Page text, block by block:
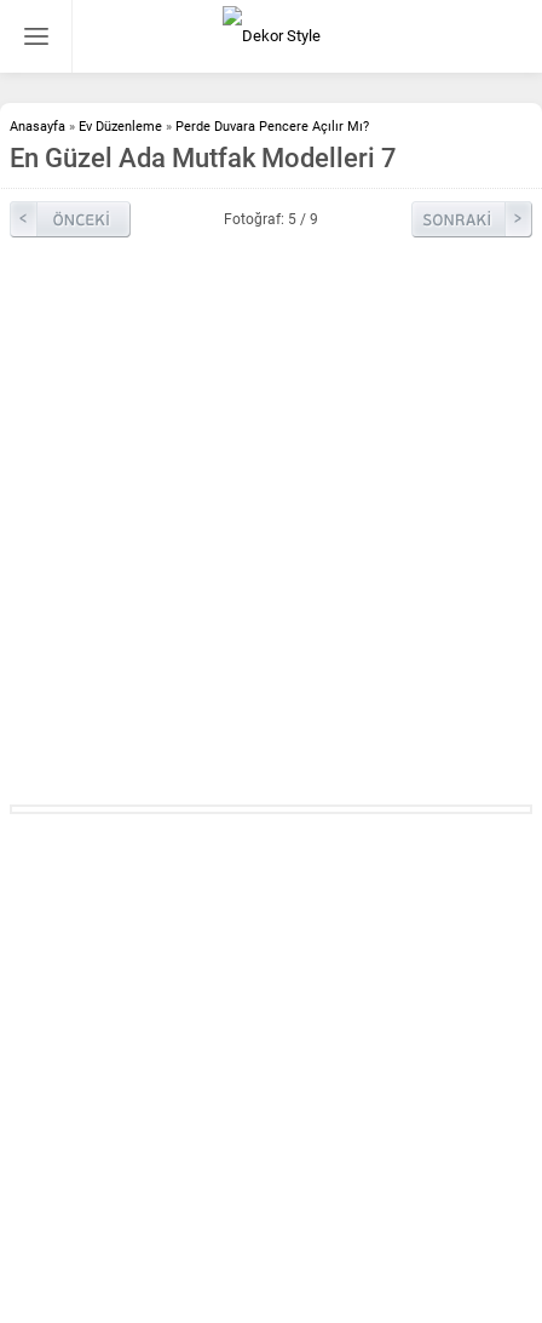
Anasayfa » Ev Düzenleme » Perde Duvara Pencere Açılır Mı?
En Güzel Ada Mutfak Modelleri 7
Fotoğraf: 5 / 9